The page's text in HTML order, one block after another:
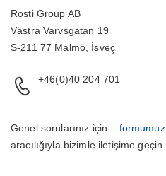
Rosti Group AB
Västra Varvsgatan 19
S-211 77 Malmö, İsveç
+46(0)40 204 701
Genel sorularınız için – formumuz
aracılığıyla bizimle iletişime geçin.